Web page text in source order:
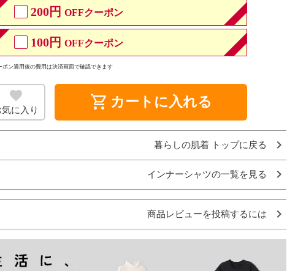
200円 OFFクーポン
100円 OFFクーポン
ン適用後の費用は決済画面で確認できます
気に入り shopping_cart カートに入れる
暮らしの肌着 トップに戻る
インナーシャツの一覧を見る
商品レビューを投稿するには